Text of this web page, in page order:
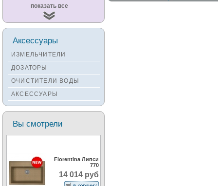
Смесители
KUCHENSTERN
Смесители ZORG
Смесители KANTERA
Смесители SEAMAN
Смесители
Zigmund&Shtain
Смесители OULIN
Смесители под бронзу
показать все
Аксессуары
ИЗМЕЛЬЧИТЕЛИ
ДОЗАТОРЫ
ОЧИСТИТЕЛИ ВОДЫ
АКСЕССУАРЫ
Вы смотрели
Florentina Липси
770
14 014 руб